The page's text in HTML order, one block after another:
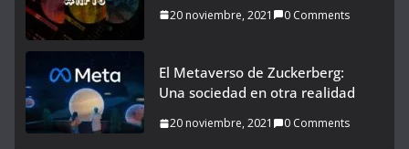
20 noviembre, 2021 0 Comments
El Metaverso de Zuckerberg:
Una sociedad en otra realidad
20 noviembre, 2021 0 Comments